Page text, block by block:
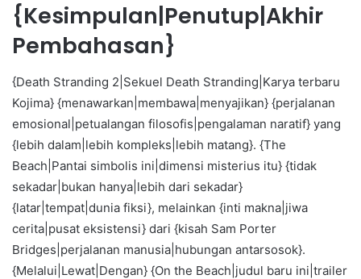
{Kesimpulan|Penutup|Akhir
Pembahasan}
{Death Stranding 2|Sekuel Death Stranding|Karya terbaru
Kojima} {menawarkan|membawa|menyajikan} {perjalanan
emosional|petualangan filosofis|pengalaman naratif} yang
{lebih dalam|lebih kompleks|lebih matang}. {The
Beach|Pantai simbolis ini|dimensi misterius itu} {tidak
sekadar|bukan hanya|lebih dari sekadar}
{latar|tempat|dunia fiksi}, melainkan {inti makna|jiwa
cerita|pusat eksistensi} dari {kisah Sam Porter
Bridges|perjalanan manusia|hubungan antarsosok}.
{Melalui|Lewat|Dengan} {On the Beach|judul baru ini|trailer